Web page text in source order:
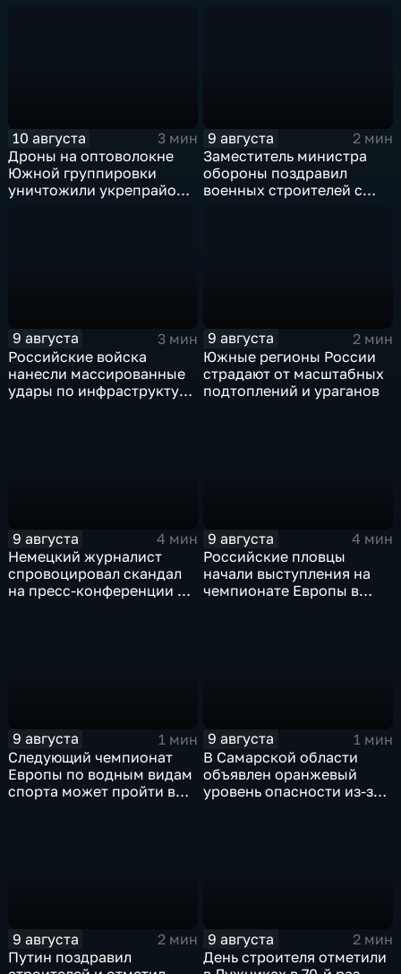
10 августа
3 мин
Дроны на оптоволокне
Южной группировки
уничтожили укрепрайон
9 августа
2 мин
Заместитель министра
обороны поздравил
военных строителей с
9 августа
3 мин
Российские войска
нанесли массированные
удары по инфраструктуре
9 августа
2 мин
Южные регионы России
страдают от масштабных
подтоплений и ураганов
9 августа
4 мин
Немецкий журналист
спровоцировал скандал
на пресс-конференции в
9 августа
4 мин
Российские пловцы
начали выступления на
чемпионате Европы в
9 августа
1 мин
Следующий чемпионат
Европы по водным видам
спорта может пройти в
9 августа
1 мин
В Самарской области
объявлен оранжевый
уровень опасности из-за
9 августа
2 мин
Путин поздравил
9 августа
2 мин
День строителя отметили